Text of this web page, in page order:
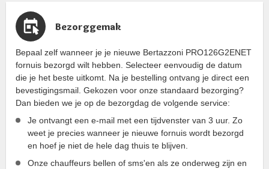
Bezorggemak
Bepaal zelf wanneer je je nieuwe Bertazzoni PRO126G2ENET
fornuis bezorgd wilt hebben. Selecteer eenvoudig de datum
die je het beste uitkomt. Na je bestelling ontvang je direct een
bevestigingsmail. Gekozen voor onze standaard bezorging?
Dan bieden we je op de bezorgdag de volgende service:
Je ontvangt een e-mail met een tijdvenster van 3 uur. Zo
weet je precies wanneer je nieuwe fornuis wordt bezorgd
en hoef je niet de hele dag thuis te blijven.
Onze chauffeurs bellen of sms'en als ze onderweg zijn en